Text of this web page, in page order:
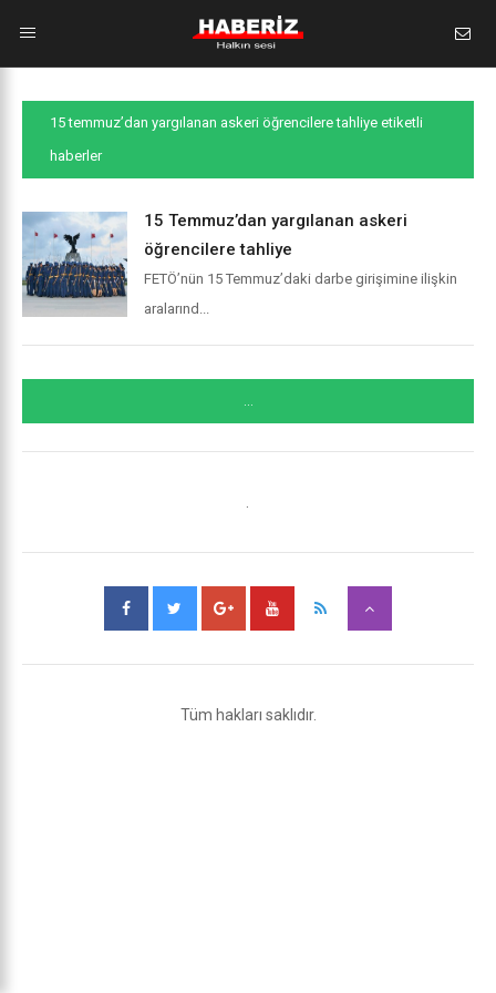
15 temmuz’dan yargılanan askeri öğrencilere tahliye etiketli
haberler
15 Temmuz’dan yargılanan askeri
öğrencilere tahliye
FETÖ’nün 15 Temmuz’daki darbe girişimine ilişkin
aralarınd...
...
Tüm hakları saklıdır.